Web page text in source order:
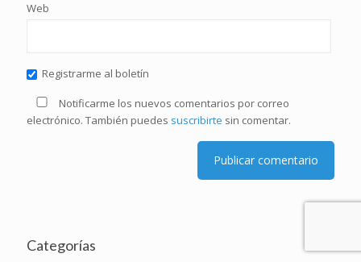
Web
Registrarme al boletín
Notificarme los nuevos comentarios por correo
electrónico. También puedes suscribirte sin comentar.
Categorías